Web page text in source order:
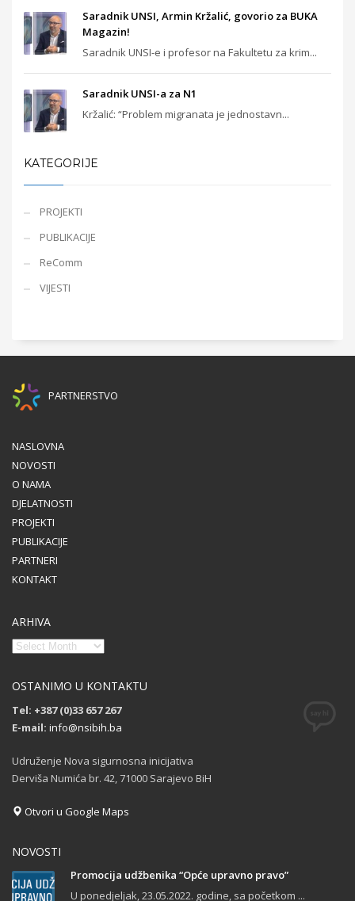
Saradnik UNSI, Armin Kržalić, govorio za BUKA
Magazin!
Saradnik UNSI-e i profesor na Fakultetu za krim...
Saradnik UNSI-a za N1
Kržalić: “Problem migranata je jednostavn...
KATEGORIJE
PROJEKTI
PUBLIKACIJE
ReComm
VIJESTI
PARTNERSTVO
NASLOVNA
NOVOSTI
O NAMA
DJELATNOSTI
PROJEKTI
PUBLIKACIJE
PARTNERI
KONTAKT
ARHIVA
OSTANIMO U KONTAKTU
Tel: +387 (0)33 657 267
E-mail: info@nsibih.ba
Udruženje Nova sigurnosna inicijativa
Derviša Numića br. 42, 71000 Sarajevo BiH
Otvori u Google Maps
NOVOSTI
Promocija udžbenika “Opće upravno pravo”
U ponedjeljak, 23.05.2022. godine, sa početkom ...